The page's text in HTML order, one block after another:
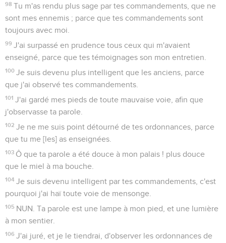
98 Tu m'as rendu plus sage par tes commandements, que ne
sont mes ennemis ; parce que tes commandements sont
toujours avec moi.
99 J'ai surpassé en prudence tous ceux qui m'avaient
enseigné, parce que tes témoignages son mon entretien.
100 Je suis devenu plus intelligent que les anciens, parce
que j'ai observé tes commandements.
101 J'ai gardé mes pieds de toute mauvaise voie, afin que
j'observasse ta parole.
102 Je ne me suis point détourné de tes ordonnances, parce
que tu me [les] as enseignées.
103 Ô que ta parole a été douce à mon palais ! plus douce
que le miel à ma bouche.
104 Je suis devenu intelligent par tes commandements, c'est
pourquoi j'ai haï toute voie de mensonge.
105 NUN. Ta parole est une lampe à mon pied, et une lumière
à mon sentier.
106 J'ai juré, et je le tiendrai, d'observer les ordonnances de